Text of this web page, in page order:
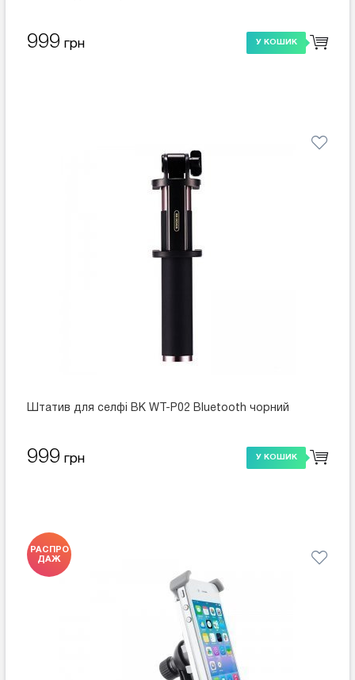
999 грн У КОШИК
Штатив для селфі ВК WT-P02 Bluetooth чорний
999 грн У КОШИК
РАСПРО
ДАЖ